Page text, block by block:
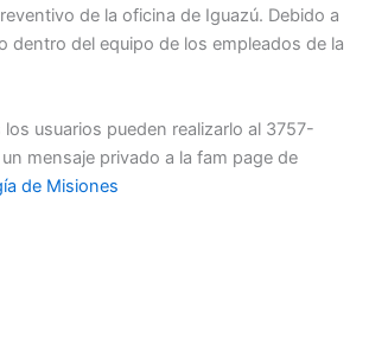
de la oficina de Iguazú. Debido a
dentro del equipo de los empleados de la
los usuarios pueden realizarlo al 3757-
mensaje privado a la fam page de
de Misiones